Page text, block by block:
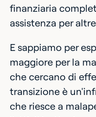
finanziaria
assistenza per
E sappiamo per
maggiore per la
che cercano di
transizione è
che riesce a